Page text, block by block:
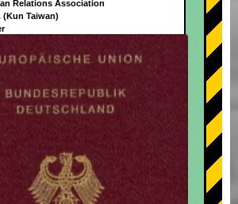
+
Relations Association
(Kun Taiwan)